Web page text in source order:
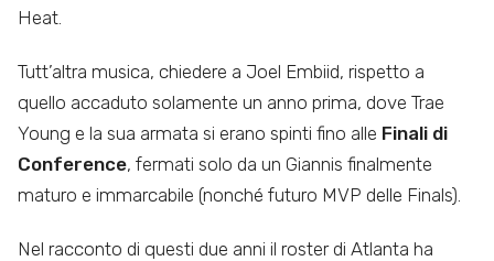
Heat.
Tutt’altra musica, chiedere a Joel Embiid, rispetto a
quello accaduto solamente un anno prima, dove Trae
Young e la sua armata si erano spinti fino alle Finali di
Conference, fermati solo da un Giannis finalmente
maturo e immarcabile (nonché futuro MVP delle Finals).
Nel racconto di questi due anni il roster di Atlanta ha